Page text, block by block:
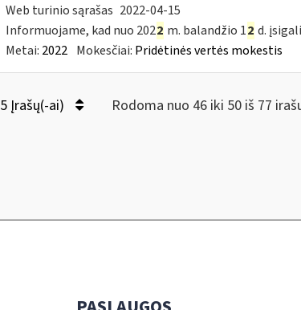
Web turinio sąrašas 2022-04-15
Informuojame, kad nuo 2022 m. balandžio 12 d.
Metai: 2022 Mokesčiai: Pridėtinės vertės mokestis
5 Įrašų(-ai) Rodoma nuo 46 iki 50 iš 77